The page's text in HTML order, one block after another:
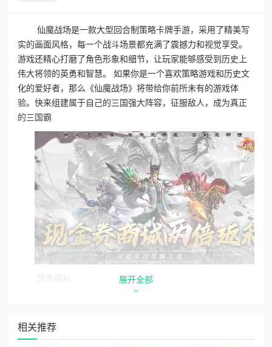
仙魔战场是一款大型回合制策略卡牌手游，采用了精美写
实的画面风格，每一个战斗场景都充满了震撼力和视觉享受。
游戏还精心打磨了角色形象和细节，让玩家能够感受到历史上
伟大将领的英勇和智慧。 如果你是一个喜欢策略游戏和历史文
化的爱好者，那么《仙魔战场》将带给你前所未有的游戏体
验。快来组建属于自己的三国强大阵容，征服敌人，成为真正
的三国霸
★【充值返利】游戏内任意实付充值立返200%等额现金
券！超级性价比！
展开全部
相关推荐